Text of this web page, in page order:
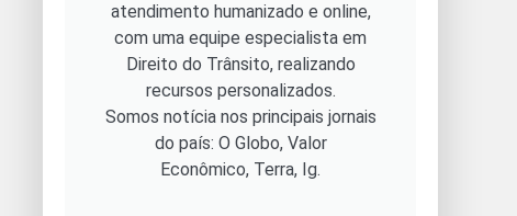
atendimento humanizado e online,
com uma equipe especialista em
Direito do Trânsito, realizando
recursos personalizados.
Somos notícia nos principais jornais
do país: O Globo, Valor
Econômico, Terra, Ig.